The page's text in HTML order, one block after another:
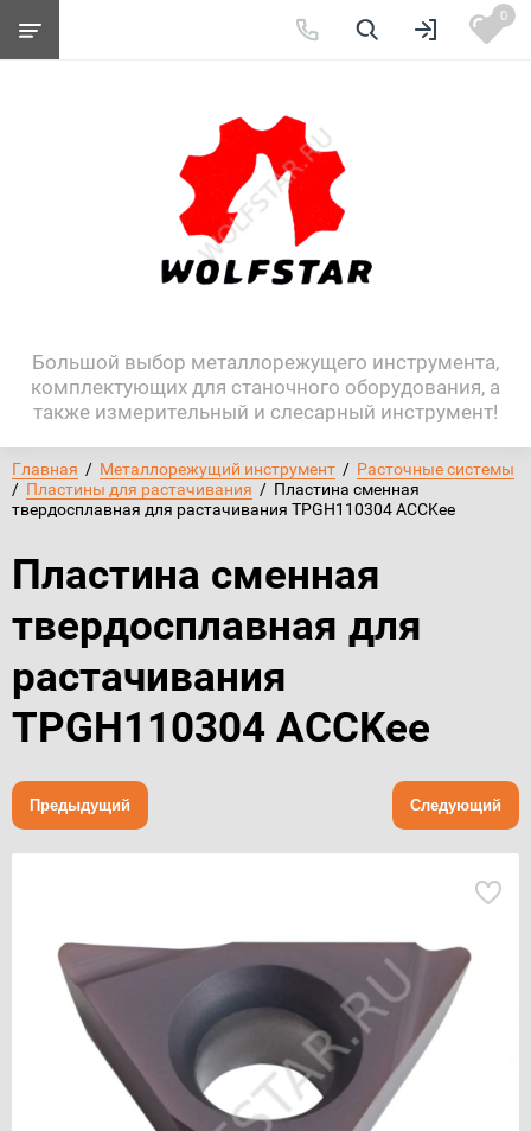
0
Большой выбор металлорежущего инструмента,
комплектующих для станочного оборудования, а
также измерительный и слесарный инструмент!
Главная
  /
Металлорежущий инструмент
  /
Расточные системы
/ Пластины для растачивания
  /  Пластина сменная
твердосплавная для растачивания TPGH110304 ACCKee
Пластина сменная
твердосплавная для
растачивания
TPGH110304 ACCKee
Предыдущий Следующий